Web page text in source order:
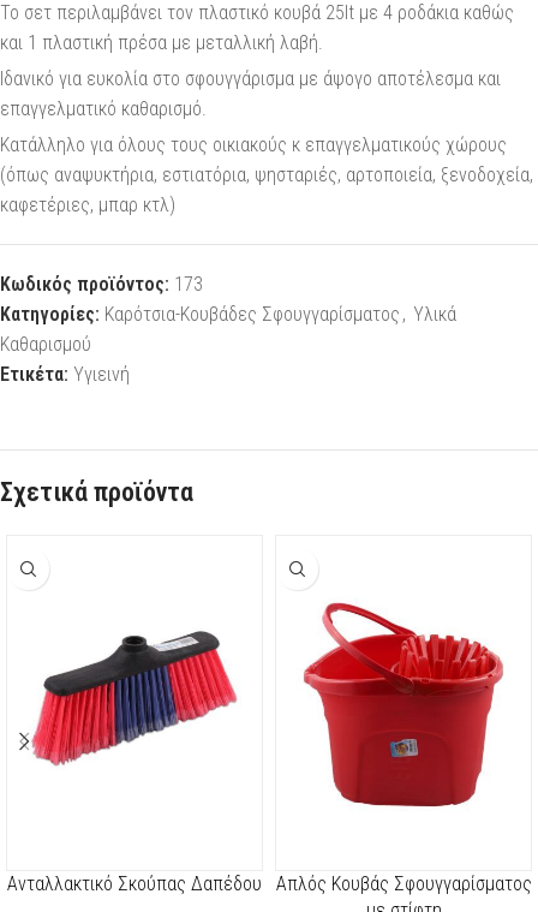
Το σετ περιλαμβάνει τον πλαστικό κουβά 25lt με 4 ροδάκια καθώς
και 1 πλαστική πρέσα με μεταλλική λαβή.
Ιδανικό για ευκολία στο σφουγγάρισμα με άψογο αποτέλεσμα και
επαγγελματικό καθαρισμό.
Κατάλληλο για όλους τους οικιακούς κ επαγγελματικούς χώρους
(όπως αναψυκτήρια, εστιατόρια, ψησταριές, αρτοποιεία, ξενοδοχεία,
καφετέριες, μπαρ κτλ)
Κωδικός προϊόντος: 173
Κατηγορίες: Καρότσια-Κουβάδες Σφουγγαρίσματος , Υλικά
Καθαρισμού
Ετικέτα: Υγιεινή
Σχετικά προϊόντα
Ανταλλακτικό Σκούπας Δαπέδου
Απλός Κουβάς Σφουγγαρίσματος